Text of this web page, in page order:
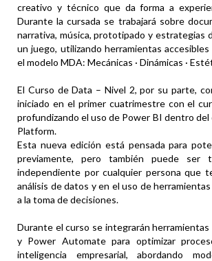
creativo y técnico que da forma a
Durante la cursada se trabajará sobre
narrativa, música, prototipado y estrategias
un juego, utilizando herramientas
el modelo MDA: Mecánicas · Dinámicas ·
El Curso de Data – Nivel 2, por su parte,
iniciado en el primer cuatrimestre con el
profundizando el uso de Power BI dentro
Platform.
Esta nueva edición está pensada para
previamente, pero también puede ser
independiente por cualquier persona que
análisis de datos y en el uso de
a la toma de decisiones.
Durante el curso se integrarán
y Power Automate para optimizar
inteligencia empresarial, abordando